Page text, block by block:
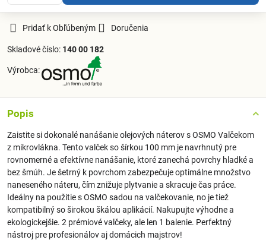
Pridať k Obľúbeným Doručenia
Skladové číslo: 140 00 182
Výrobca:
Popis
Zaistite si dokonalé nanášanie olejových náterov s OSMO Valčekom
z mikrovlákna. Tento valček so šírkou 100 mm je navrhnutý pre
rovnomerné a efektívne nanášanie, ktoré zanechá povrchy hladké a
bez šmúh. Je šetrný k povrchom zabezpečuje optimálne množstvo
naneseného náteru, čím znižuje plytvanie a skracuje čas práce.
Ideálny na použitie s OSMO sadou na valčekovanie, no je tiež
kompatibilný so širokou škálou aplikácií. Nakupujte výhodne a
ekologickejšie. 2 prémiové valčeky, ale len 1 balenie. Perfektný
nástroj pre profesionálov aj domácich majstrov!